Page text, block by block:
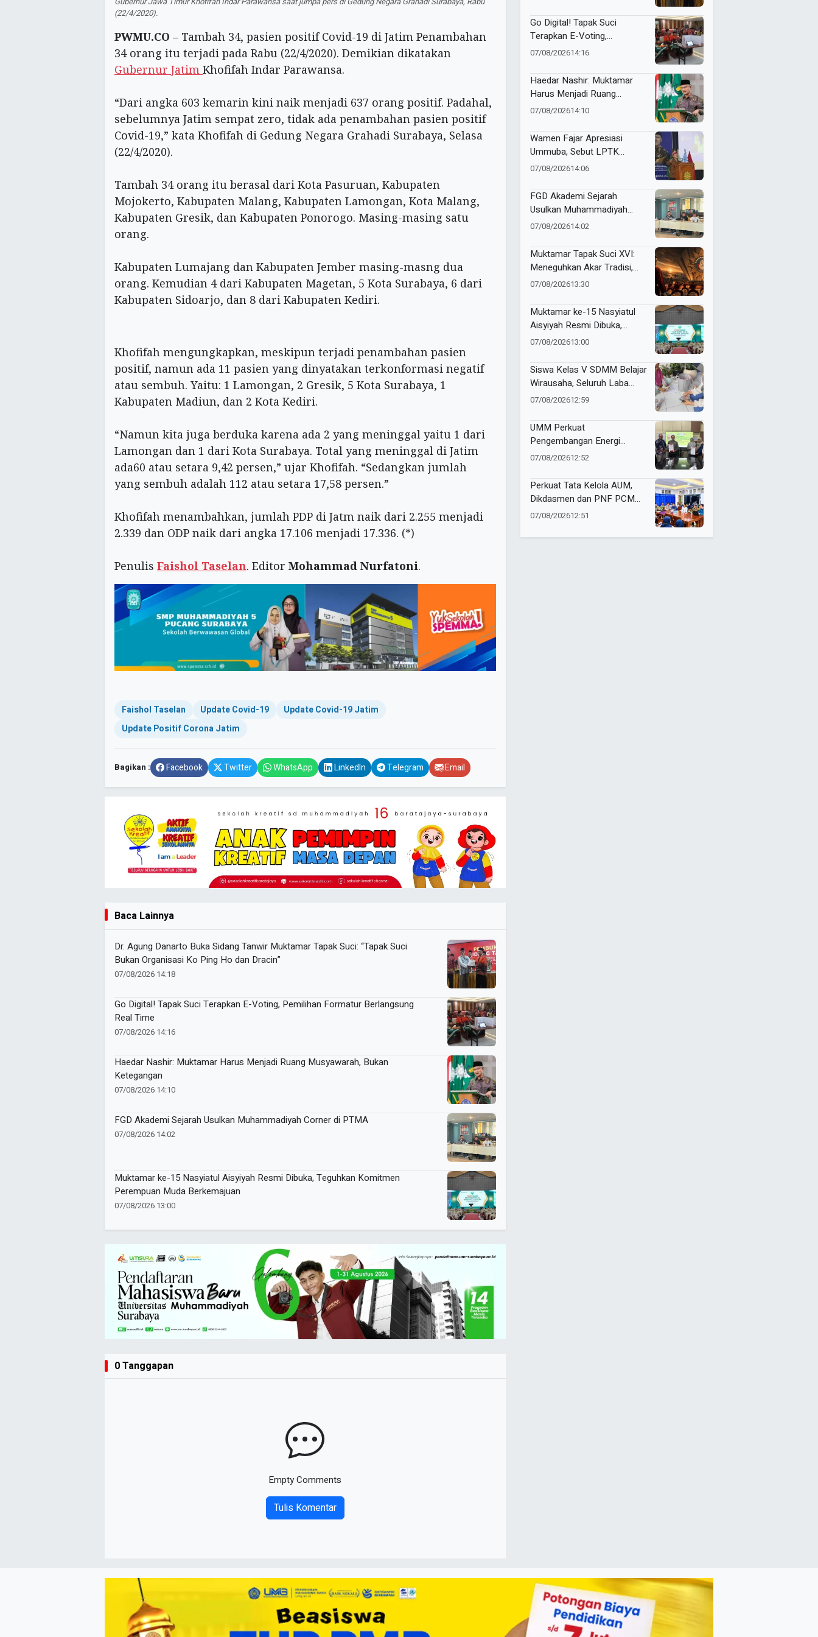
(22/4/2020).
PWMU.CO – Tambah 34, pasien positif Covid-19 di Jatim Penambahan
34 orang itu terjadi pada Rabu (22/4/2020). Demikian dikatakan
Gubernur Jatim Khofifah Indar Parawansa.
“Dari angka 603 kemarin kini naik menjadi 637 orang positif. Padahal,
sebelumnya Jatim sempat zero, tidak ada penambahan pasien positif
Covid-19,” kata Khofifah di Gedung Negara Grahadi Surabaya, Selasa
(22/4/2020).
Tambah 34 orang itu berasal dari Kota Pasuruan, Kabupaten
Mojokerto, Kabupaten Malang, Kabupaten Lamongan, Kota Malang,
Kabupaten Gresik, dan Kabupaten Ponorogo. Masing-masing satu
orang.
Kabupaten Lumajang dan Kabupaten Jember masing-masng dua
orang. Kemudian 4 dari Kabupaten Magetan, 5 Kota Surabaya, 6 dari
Kabupaten Sidoarjo, dan 8 dari Kabupaten Kediri.
Khofifah mengungkapkan, meskipun terjadi penambahan pasien
positif, namun ada 11 pasien yang dinyatakan terkonformasi negatif
atau sembuh. Yaitu: 1 Lamongan, 2 Gresik, 5 Kota Surabaya, 1
Kabupaten Madiun, dan 2 Kota Kediri.
“Namun kita juga berduka karena ada 2 yang meninggal yaitu 1 dari
Lamongan dan 1 dari Kota Surabaya. Total yang meninggal di Jatim
ada60 atau setara 9,42 persen,” ujar Khofifah. “Sedangkan jumlah
yang sembuh adalah 112 atau setara 17,58 persen.”
Khofifah menambahkan, jumlah PDP di Jatm naik dari 2.255 menjadi
2.339 dan ODP naik dari angka 17.106 menjadi 17.336. (*)
Penulis Faishol Taselan. Editor Mohammad Nurfatoni.
Faishol Taselan Update Covid-19
Update Covid-19 Jatim
Update Positif Corona Jatim
Bagikan : Facebook Twitter WhatsApp LinkedIn Telegram Email
Baca Lainnya
Dr. Agung Danarto Buka Sidang Tanwir Muktamar Tapak Suci: “Tapak Suci
Bukan Organisasi Ko Ping Ho dan Dracin”
07/08/2026 14:18
Go Digital! Tapak Suci Terapkan E-Voting, Pemilihan Formatur Berlangsung
Real Time
07/08/2026 14:16
Haedar Nashir: Muktamar Harus Menjadi Ruang Musyawarah, Bukan
Ketegangan
07/08/2026 14:10
FGD Akademi Sejarah Usulkan Muhammadiyah Corner di PTMA
07/08/2026 14:02
Muktamar ke-15 Nasyiatul Aisyiyah Resmi Dibuka, Teguhkan Komitmen
Perempuan Muda Berkemajuan
07/08/2026 13:00
0 Tanggapan
Empty Comments
Tulis Komentar
Ho dan Dracin”
Go Digital! Tapak Suci
Terapkan E-Voting,
Pemilihan Formatur
07/08/202614:16
Haedar Nashir: Muktamar
Harus Menjadi Ruang
Musyawarah, Bukan
07/08/202614:10
Wamen Fajar Apresiasi
Ummuba, Sebut LPTK
Penopang Kemajuan
07/08/202614:06
FGD Akademi Sejarah
Usulkan Muhammadiyah
Corner di PTMA
07/08/202614:02
Muktamar Tapak Suci XVI:
Meneguhkan Akar Tradisi,
Menjemput Masa Depan
07/08/202613:30
Muktamar ke-15 Nasyiatul
Aisyiyah Resmi Dibuka,
Teguhkan Komitmen
Berkemajuan
07/08/202613:00
Siswa Kelas V SDMM Belajar
Wirausaha, Seluruh Laba
Entrepreneur for Charity
07/08/202612:59
UMM Perkuat
Pengembangan Energi
Terbarukan Lewat Varietas
07/08/202612:52
Perkuat Tata Kelola AUM,
Dikdasmen dan PNF PCM
Tulangan Tandatangani
07/08/202612:51